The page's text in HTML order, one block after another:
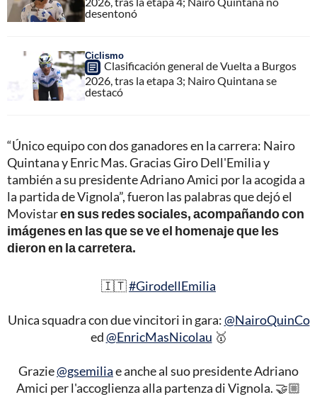
desentonó
Ciclismo
Clasificación general de Vuelta a Burgos
2026, tras la etapa 3; Nairo Quintana se
destacó
“Único equipo con dos ganadores en la carrera: Nairo
Quintana y Enric Mas. Gracias Giro Dell'Emilia y
también a su presidente Adriano Amici por la acogida a
la partida de Vignola”, fueron las palabras que dejó el
Movistaren sus redes sociales, acompañando con
imágenes en las que se ve el homenaje que les
dieron en la carretera.
🇮🇹#GirodellEmilia
Unica squadra con due vincitori in gara:@NairoQuinCo
ed@EnricMasNicolau 🥇
Grazie@gsemiliae anche al suo presidente Adriano
Amici per l'accoglienza alla partenza di Vignola. 🤝🏼